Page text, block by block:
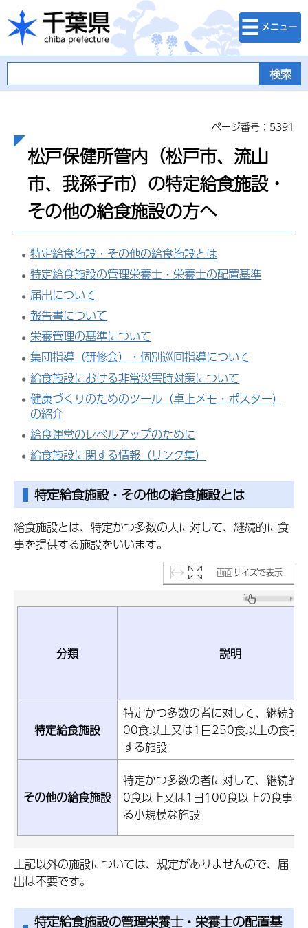
千葉県
検索・メニュ
ー
ページ番号：5391
松戸保健所管内（松戸市、流山
市、我孫子市）の特定給食施設・
その他の給食施設の方へ
特定給食施設・その他の給食施設とは
特定給食施設の管理栄養士・栄養士の配置基準
届出について
報告書について
栄養管理の基準について
集団指導（研修会）・個別巡回指導について
給食施設における非常災害時対策について
健康づくりのためのツール（卓上メモ・ポスター）
の紹介
給食運営のレベルアップのために
給食施設に関する情報（リンク集）
特定給食施設・その他の給食施設とは
給食施設とは、特定かつ多数の人に対して、継続的に食
事を提供する施設をいいます。
画面サイズで表示
分類 説明
特定給食施設
特定かつ多数の者に対して、継続的
00食以上又は1日250食以上の食事
する施設
その他の給食施設
特定かつ多数の者に対して、継続的
0食以上又は1日100食以上の食事を
る小規模な施設
上記以外の施設については、規定がありませんので、届
出は不要です。
特定給食施設の管理栄養士・栄養士の配置基